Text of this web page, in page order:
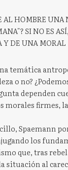
AL HOMBRE
SI NO ES
DE UNA
temática
o no?
dependen
morales firmes,
Spaemann
los
que, tras
situación al